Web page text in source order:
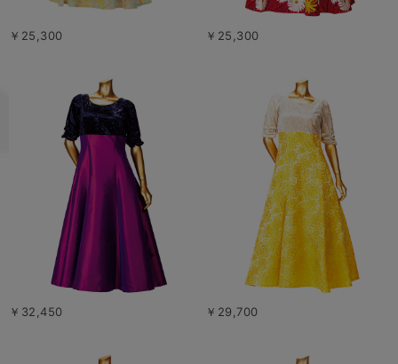
￥25,300 ￥25,300
￥32,450 ￥29,700